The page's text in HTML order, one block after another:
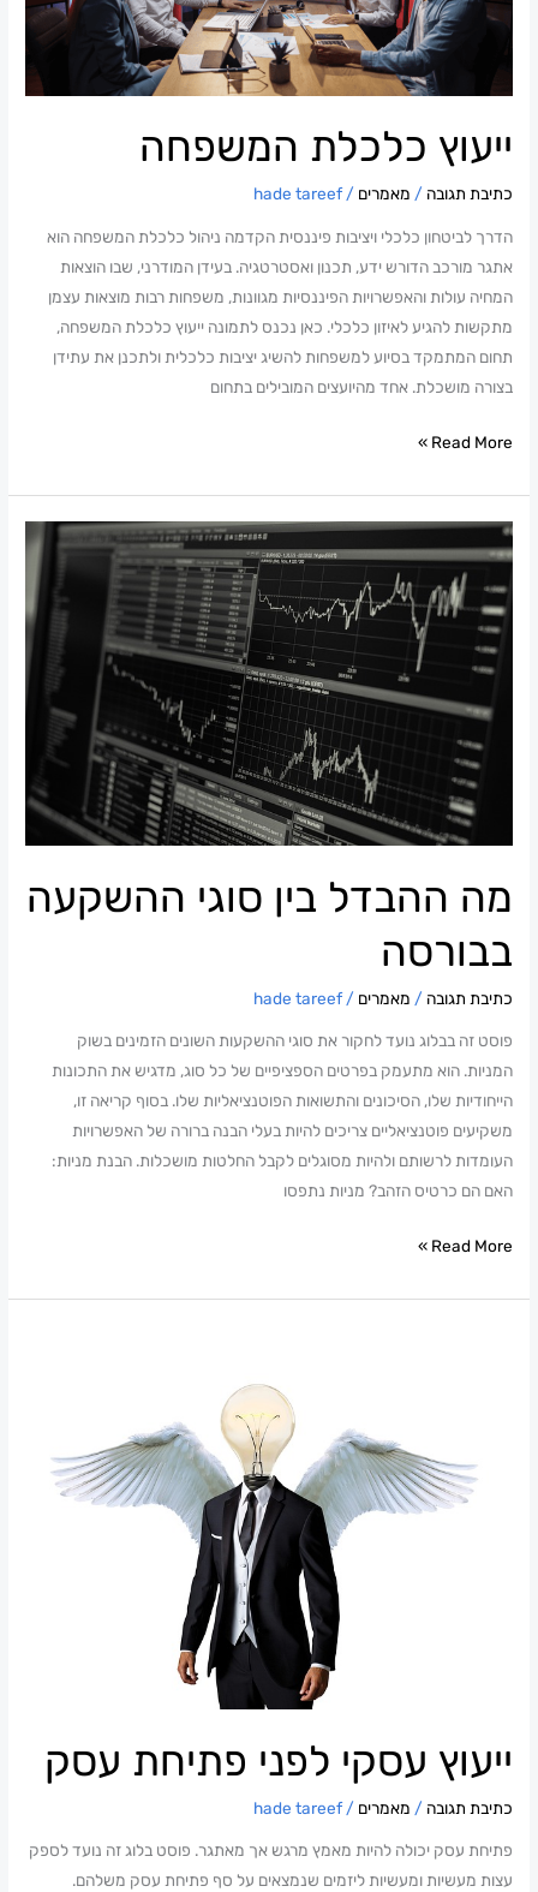
ייעוץ כלכלת המשפחה
כתיבת תגובה / מאמרים /
hade tareef
הדרך לביטחון כלכלי ויציבות פיננסית הקדמה ניהול כלכלת המשפחה הוא
אתגר מורכב הדורש ידע, תכנון ואסטרטגיה. בעידן המודרני, שבו הוצאות
המחיה עולות והאפשרויות הפיננסיות מגוונות, משפחות רבות מוצאות עצמן
מתקשות להגיע לאיזון כלכלי. כאן נכנס לתמונה ייעוץ כלכלת המשפחה,
תחום המתמקד בסיוע למשפחות להשיג יציבות כלכלית ולתכנן את עתידן
בצורה מושכלת. אחד מהיועצים המובילים בתחום
Read More »
מה ההבדל בין סוגי ההשקעה
בבורסה
כתיבת תגובה / מאמרים /
hade tareef
פוסט זה בבלוג נועד לחקור את סוגי ההשקעות השונים הזמינים בשוק
המניות. הוא מתעמק בפרטים הספציפיים של כל סוג, מדגיש את התכונות
הייחודיות שלו, הסיכונים והתשואות הפוטנציאליות שלו. בסוף קריאה זו,
משקיעים פוטנציאליים צריכים להיות בעלי הבנה ברורה של האפשרויות
העומדות לרשותם ולהיות מסוגלים לקבל החלטות מושכלות. הבנת מניות:
האם הם כרטיס הזהב? מניות נתפסו
מה
ההבדל
בין
סוגי
ההשקעה
Read More »
ייעוץ עסקי לפני פתיחת עסק
כתיבת תגובה / מאמרים /
hade tareef
פתיחת עסק יכולה להיות מאמץ מרגש אך מאתגר. פוסט בלוג זה נועד לספק
עצות מעשיות ומעשיות ליזמים שנמצאים על סף פתיחת עסק משלהם.